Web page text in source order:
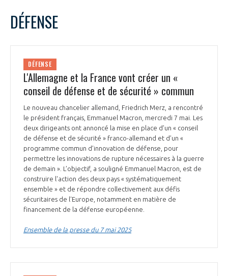
DÉFENSE
DÉFENSE
L'Allemagne et la France vont créer un «
conseil de défense et de sécurité » commun
Le nouveau chancelier allemand, Friedrich Merz, a rencontré
le président français, Emmanuel Macron, mercredi 7 mai. Les
deux dirigeants ont annoncé la mise en place d’un « conseil
de défense et de sécurité » franco-allemand et d’un «
programme commun d’innovation de défense, pour
permettre les innovations de rupture nécessaires à la guerre
de demain ». L’objectif, a souligné Emmanuel Macron, est de
construire l'action des deux pays « systématiquement
ensemble » et de répondre collectivement aux défis
sécuritaires de l'Europe, notamment en matière de
financement de la défense européenne.
Ensemble de la presse du 7 mai 2025